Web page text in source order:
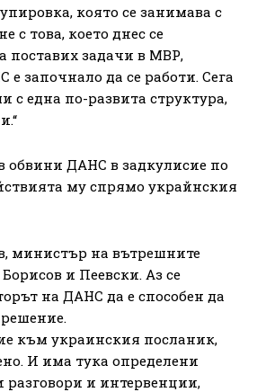
която се занимава с
с това, което днес се
поставих задачи в МВР,
започнало да се работи. Сега
с една по-развита структура,
обвини ДАНС в задкулисие по
му спрямо украйнския
министър на вътрешните
и Пеевски. Аз се
на ДАНС да е способен да
към украинския посланик,
И има тука определени
разговори и интервенции,